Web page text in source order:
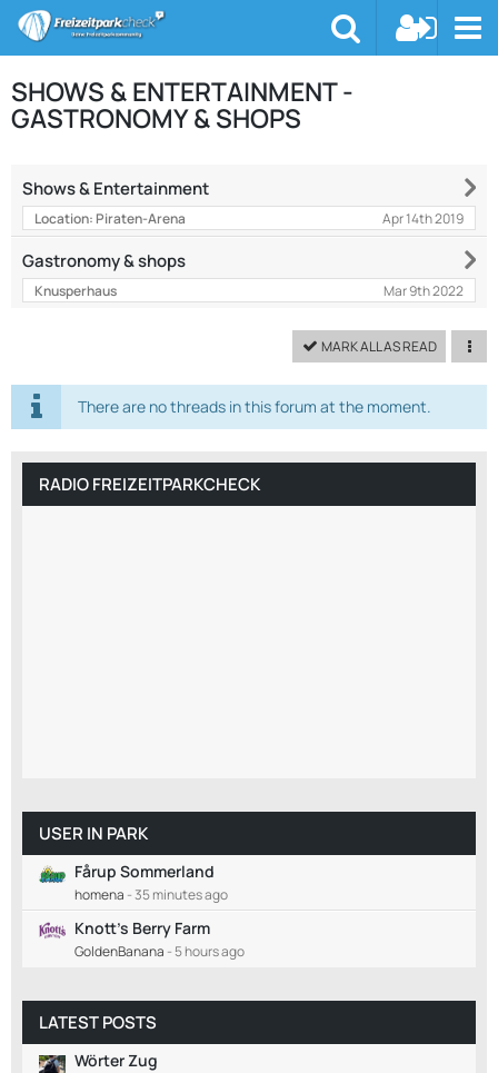
SHOWS & ENTERTAINMENT -
GASTRONOMY & SHOPS
Shows & Entertainment
Location: Piraten-Arena Apr 14th 2019
Gastronomy & shops
Knusperhaus Mar 9th 2022
MARK ALL AS READ
There are no threads in this forum at the moment.
RADIO FREIZEITPARKCHECK
USER IN PARK
Fårup Sommerland
homena -35 minutes ago
Knott's Berry Farm
GoldenBanana -5 hours ago
LATEST POSTS
Wörter Zug